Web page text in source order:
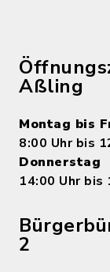
Aßling
Montag bis
8:00 Uhr bis
Donnerstag
14:00 Uhr bis
2